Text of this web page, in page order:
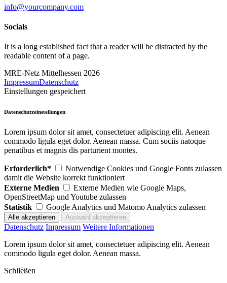
info@yourcompany.com
Socials
It is a long established fact that a reader will be distracted by the
readable content of a page.
MRE-Netz Mittelhessen 2026
ImpressumDatenschutz
Einstellungen gespeichert
Datenschutzeinstellungen
Lorem ipsum dolor sit amet, consectetuer adipiscing elit. Aenean
commodo ligula eget dolor. Aenean massa. Cum sociis natoque
penatibus et magnis dis parturient montes.
Erforderlich*
Notwendige Cookies und Google Fonts zulassen
damit die Website korrekt funktioniert
Externe Medien
Externe Medien wie Google Maps,
OpenStreetMap und Youtube zulassen
Statistik
Google Analytics und Matomo Analytics zulassen
Datenschutz Impressum Weitere Informationen
Lorem ipsum dolor sit amet, consectetuer adipiscing elit. Aenean
commodo ligula eget dolor. Aenean massa.
Schließen